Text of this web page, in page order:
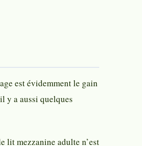
est évidemment le gain
y a aussi quelques
lit mezzanine adulte n’est